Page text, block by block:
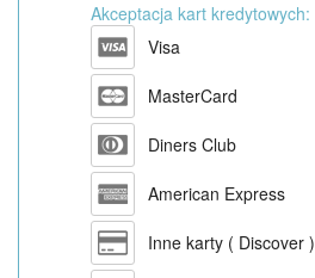
Akceptacja kart kredytowych:
Visa
MasterCard
Diners Club
American Express
Inne karty ( Discover )